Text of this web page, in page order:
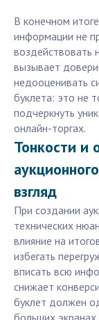
В конечном
информации не
воздействовать
вызывает
недооценивать
буклета: это не
подчеркнуть
онлайн-торгах.
Тонкости и
взгляд
При создании
технических
влияние на
избегать
вписать всю
снижает
буклет должен